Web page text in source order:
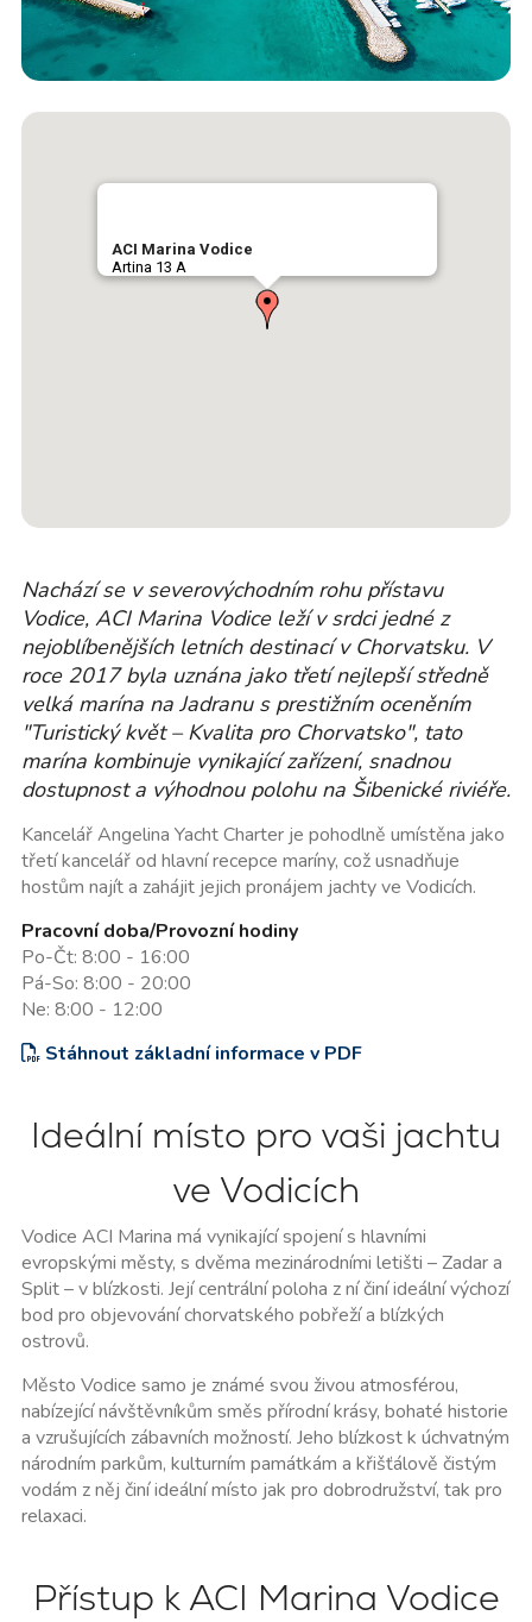
ACI Marina Vodice
Artina 13 A
Nachází se v severovýchodním rohu přístavu
Vodice, ACI Marina Vodice leží v srdci jedné z
nejoblíbenějších letních destinací v Chorvatsku. V
roce 2017 byla uznána jako třetí nejlepší středně
velká marína na Jadranu s prestižním oceněním
"Turistický květ – Kvalita pro Chorvatsko", tato
marína kombinuje vynikající zařízení, snadnou
dostupnost a výhodnou polohu na Šibenické riviéře.
Kancelář Angelina Yacht Charter je pohodlně umístěna jako
třetí kancelář od hlavní recepce maríny, což usnadňuje
hostům najít a zahájit jejich pronájem jachty ve Vodicích.
Pracovní doba/Provozní hodiny
Po-Čt: 8:00 - 16:00
Pá-So: 8:00 - 20:00
Ne: 8:00 - 12:00
Stáhnout základní informace v PDF
Ideální místo pro vaši jachtu
ve Vodicích
Vodice ACI Marina má vynikající spojení s hlavními
evropskými městy, s dvěma mezinárodními letišti – Zadar a
Split – v blízkosti. Její centrální poloha z ní činí ideální výchozí
bod pro objevování chorvatského pobřeží a blízkých
ostrovů.
Město Vodice samo je známé svou živou atmosférou,
nabízející návštěvníkům směs přírodní krásy, bohaté historie
a vzrušujících zábavních možností. Jeho blízkost k úchvatným
národním parkům, kulturním památkám a křišťálově čistým
vodám z něj činí ideální místo jak pro dobrodružství, tak pro
relaxaci.
Přístup k ACI Marina Vodice